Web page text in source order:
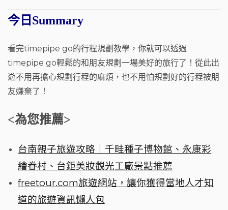
今日Summary
看完timepipe go的行程規劃教學，你就可以透過
timepipe go輕鬆的和朋友規劃一場美好的旅行了！從此出
遊不用再擔心規劃行程的麻煩，也不用怕規劃好的行程被朋
友嫌棄了！
<為您推薦>
台南親子旅遊攻略｜千畦種子博物館、永康彩
繪眷村、台鉅美妝觀光工廠景點推薦
freetour.com旅遊網站，讓你獲得當地人才知
道的旅遊資訊懶人包